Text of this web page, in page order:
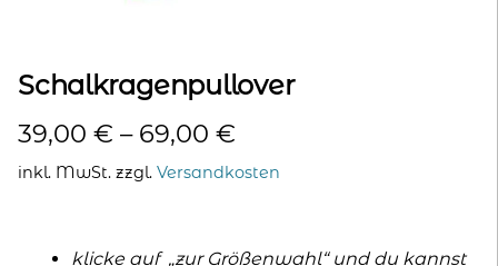
Schalkragenpullover
39,00 € – 69,00 €
inkl. MwSt. zzgl. Versandkosten
klicke auf „zur Größenwahl“ und du kannst